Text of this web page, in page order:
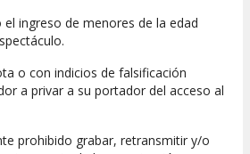
ingreso de menores de la edad
o con indicios de falsificación
a privar a su portador del acceso al
prohibido grabar, retransmitir y/o